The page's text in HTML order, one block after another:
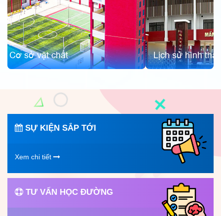
Lịch sử hình thành và phát triển
Sứ mệnh - Tầm
lõi
SỰ KIỆN SẮP TỚI
Xem chi tiết
TƯ VẤN HỌC ĐƯỜNG